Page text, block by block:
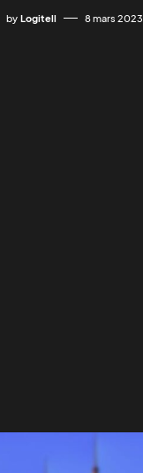
by Logitell 8 mars 2023